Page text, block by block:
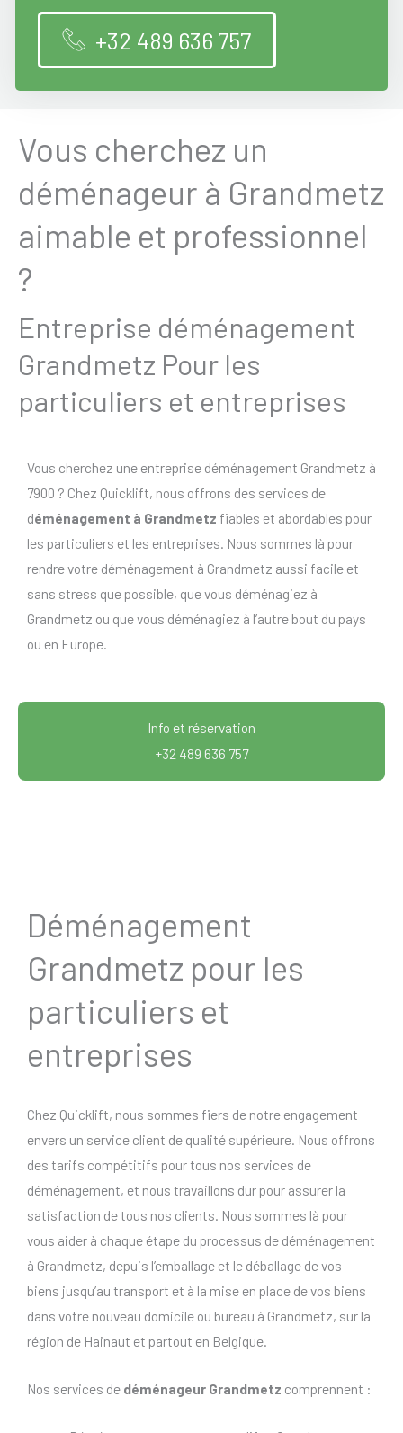
+32 489 636 757
Vous cherchez un
déménageur à Grandmetz
aimable et professionnel
?
Entreprise déménagement
Grandmetz Pour les
particuliers et entreprises
Vous cherchez une entreprise déménagement Grandmetz à
7900 ? Chez Quicklift, nous offrons des services de
déménagement à Grandmetz fiables et abordables pour
les particuliers et les entreprises. Nous sommes là pour
rendre votre déménagement à Grandmetz aussi facile et
sans stress que possible, que vous déménagiez à
Grandmetz ou que vous déménagiez à l’autre bout du pays
ou en Europe.
Info et réservation
+32 489 636 757
Déménagement
Grandmetz pour les
particuliers et
entreprises
Chez Quicklift, nous sommes fiers de notre engagement
envers un service client de qualité supérieure. Nous offrons
des tarifs compétitifs pour tous nos services de
déménagement, et nous travaillons dur pour assurer la
satisfaction de tous nos clients. Nous sommes là pour
vous aider à chaque étape du processus de déménagement
à Grandmetz, depuis l’emballage et le déballage de vos
biens jusqu’au transport et à la mise en place de vos biens
dans votre nouveau domicile ou bureau à Grandmetz, sur la
région de Hainaut et partout en Belgique.
Nos services de déménageur Grandmetz comprennent :